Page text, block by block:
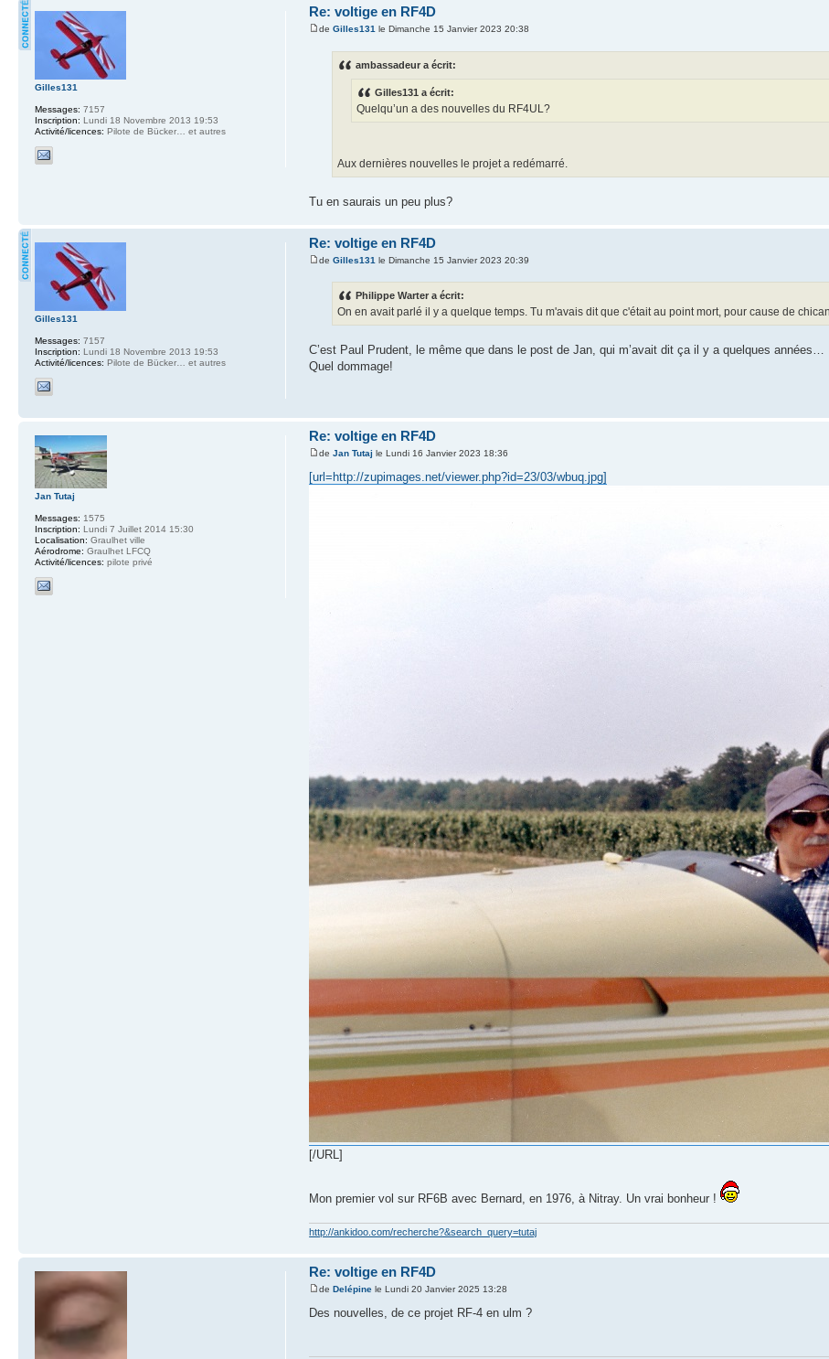
Re: voltige en RF4D
deGilles131 le Dimanche 15 Janvier 2023 20:38
ambassadeur a écrit:
Gilles131 a écrit:
Quelqu’un a des nouvelles du RF4UL?
Aux dernières nouvelles le projet a redémarré.
Tu en saurais un peu plus?
Gilles131
Messages: 7157
Inscription: Lundi 18 Novembre 2013 19:53
Activité/licences: Pilote de Bücker… et autres
Re: voltige en RF4D
deGilles131 le Dimanche 15 Janvier 2023 20:39
Philippe Warter a écrit:
On en avait parlé il y a quelque temps. Tu m'avais dit que c'était au point mort, pour cause de
C’est Paul Prudent, le même que dans le post de Jan, qui m’avait dit ça il y a quelques années…
Quel dommage!
Gilles131
Messages: 7157
Inscription: Lundi 18 Novembre 2013 19:53
Activité/licences: Pilote de Bücker… et autres
Re: voltige en RF4D
deJan Tutaj le Lundi 16 Janvier 2023 18:36
[url=http://zupimages.net/viewer.php?id=23/03/wbuq.jpg]
[/URL]
Mon premier vol sur RF6B avec Bernard, en 1976, à Nitray. Un vrai bonheur !
http://ankidoo.com/recherche?&search_query=tutaj
Jan Tutaj
Messages: 1575
Inscription: Lundi 7 Juillet 2014 15:30
Localisation: Graulhet ville
Aérodrome: Graulhet LFCQ
Activité/licences: pilote privé
Re: voltige en RF4D
de Delépine le Lundi 20 Janvier 2025 13:28
Des nouvelles, de ce projet RF-4 en ulm ?